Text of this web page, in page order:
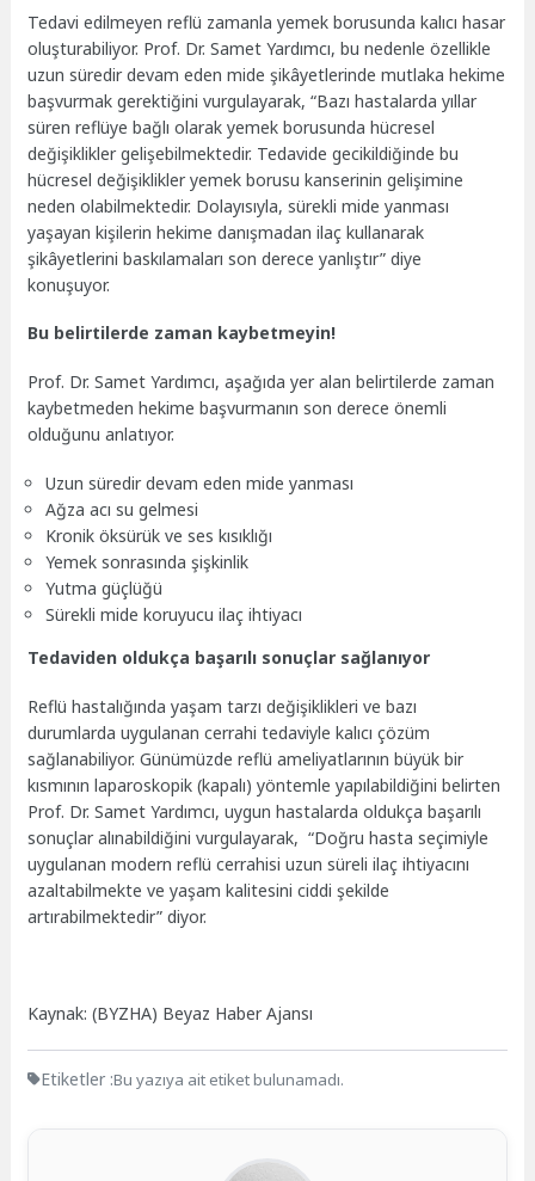
Tedavi edilmeyen reflü zamanla yemek borusunda kalıcı hasar
oluşturabiliyor. Prof. Dr. Samet Yardımcı, bu nedenle özellikle
uzun süredir devam eden mide şikâyetlerinde mutlaka hekime
başvurmak gerektiğini vurgulayarak, “Bazı hastalarda yıllar
süren reflüye bağlı olarak yemek borusunda hücresel
değişiklikler gelişebilmektedir. Tedavide gecikildiğinde bu
hücresel değişiklikler yemek borusu kanserinin gelişimine
neden olabilmektedir. Dolayısıyla, sürekli mide yanması
yaşayan kişilerin hekime danışmadan ilaç kullanarak
şikâyetlerini baskılamaları son derece yanlıştır” diye
konuşuyor.
Bu belirtilerde zaman kaybetmeyin!
Prof. Dr. Samet Yardımcı, aşağıda yer alan belirtilerde zaman
kaybetmeden hekime başvurmanın son derece önemli
olduğunu anlatıyor.
Uzun süredir devam eden mide yanması
Ağza acı su gelmesi
Kronik öksürük ve ses kısıklığı
Yemek sonrasında şişkinlik
Yutma güçlüğü
Sürekli mide koruyucu ilaç ihtiyacı
Tedaviden oldukça başarılı sonuçlar sağlanıyor
Reflü hastalığında yaşam tarzı değişiklikleri ve bazı
durumlarda uygulanan cerrahi tedaviyle kalıcı çözüm
sağlanabiliyor. Günümüzde reflü ameliyatlarının büyük bir
kısmının laparoskopik (kapalı) yöntemle yapılabildiğini belirten
Prof. Dr. Samet Yardımcı, uygun hastalarda oldukça başarılı
sonuçlar alınabildiğini vurgulayarak, “Doğru hasta seçimiyle
uygulanan modern reflü cerrahisi uzun süreli ilaç ihtiyacını
azaltabilmekte ve yaşam kalitesini ciddi şekilde
artırabilmektedir” diyor.
Kaynak: (BYZHA) Beyaz Haber Ajansı
Etiketler :Bu yazıya ait etiket bulunamadı.